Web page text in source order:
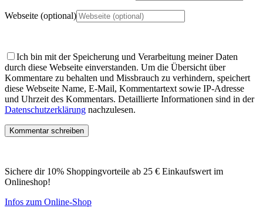
Webseite (optional)
Ich bin mit der Speicherung und Verarbeitung meiner Daten
durch diese Webseite einverstanden. Um die Übersicht über
Kommentare zu behalten und Missbrauch zu verhindern, speichert
diese Webseite Name, E-Mail, Kommentartext sowie IP-Adresse
und Uhrzeit des Kommentars. Detaillierte Informationen sind in der
Datenschutzerklärung nachzulesen.
Sichere dir 10% Shoppingvorteile ab 25 € Einkaufswert im
Onlineshop!
Infos zum Online-Shop